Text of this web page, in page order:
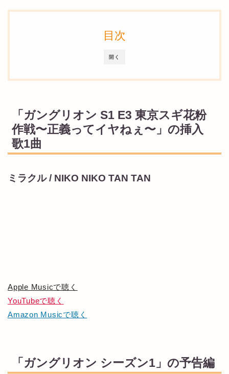
開く
目次
「ガングリオン S1 E3 東京スギ花粉
作戦〜正義ってイヤねぇ〜」の挿入
歌1曲
ミラクル / NIKO NIKO TAN TAN
Apple Musicで聴く
YouTubeで聴く
Amazon Musicで聴く
「ガングリオン シーズン1」の予告編